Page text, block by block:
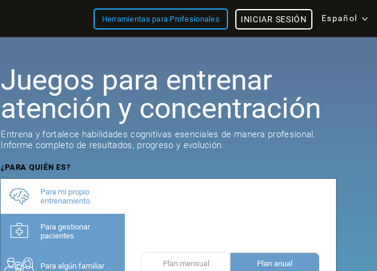
Herramientas para Profesionales Español
INICIAR SESIÓN
Juegos para entrenar
atención y concentración
Entrena y fortalece habilidades cognitivas esenciales de manera profesional.
Informe completo de resultados, progreso y evolución.
¿PARA QUIÉN ES?
Para mi propio
entrenamiento
Para gestionar
pacientes
Para algún familiar Plan mensual Plan anual